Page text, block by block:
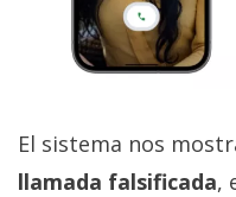
El sistema nos
llamada falsificada,